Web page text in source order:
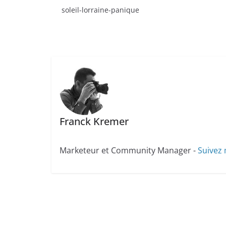
soleil-lorraine-panique
Franck Kremer
Marketeur et Community Manager -Suivez